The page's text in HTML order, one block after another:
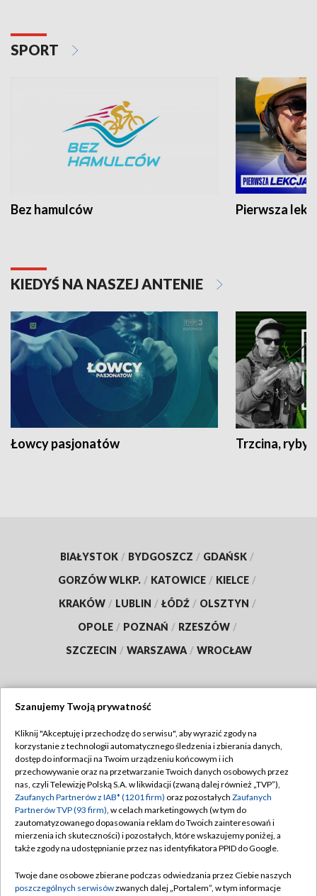
SPORT
Bez hamulców Pierwsza
KIEDYŚ NA NASZEJ ANTENIE
Łowcy pasjonatów Trzcina, ryby
BIAŁYSTOK / BYDGOSZCZ / GDAŃSK /
GORZÓW WLKP. / KATOWICE / KIELCE /
KRAKÓW / LUBLIN / ŁÓDŹ / OLSZTYN /
OPOLE / POZNAŃ / RZESZÓW /
SZCZECIN / WARSZAWA / WROCŁAW
TVP
Abonament TVP
Emisja w TVP
Centrum informacji TVP
Naziemna Telewizja Cyfrowa
Rada Programowa
Regulamin TVP
Polityka prywatności
Moje zgody
Pomoc
Kontakt
Szanujemy Twoją prywatność
Kliknij "Akceptuję i przechodzę do serwisu", aby wyrazić zgody na
korzystanie z technologii automatycznego śledzenia i zbierania danych,
dostęp do informacji na Twoim urządzeniu końcowym i ich
przechowywanie oraz na przetwarzanie Twoich danych osobowych przez
nas, czyli Telewizję Polską S.A. w likwidacji (zwaną dalej również „TVP”),
Zaufanych Partnerów z IAB* (1201 firm) oraz pozostałych Zaufanych
Partnerów TVP (93 firm), w celach marketingowych (w tym do
zautomatyzowanego dopasowania reklam do Twoich zainteresowań i
mierzenia ich skuteczności) i pozostałych, które wskazujemy poniżej, a
także zgody na udostępnianie przez nas identyfikatora PPID do Google.
Twoje dane osobowe zbierane podczas odwiedzania przez Ciebie naszych
poszczególnych serwisówzwanych dalej „Portalem”, w tym informacje